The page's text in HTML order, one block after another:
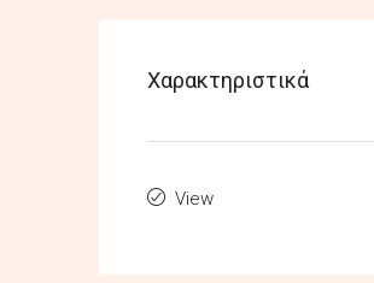
Χαρακτηριστικά
View